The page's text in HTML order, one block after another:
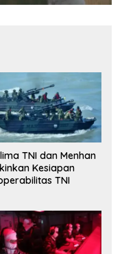
TNI dan Menhan
Kesiapan
TNI